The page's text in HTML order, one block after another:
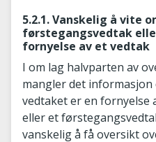
5.2.1. Vanskelig å vite
førstegangsvedtak
fornyelse av et vedtak
I om lag halvparten av
mangler det informasjon
vedtaket er en fornyelse
eller et
vanskelig å få oversikt